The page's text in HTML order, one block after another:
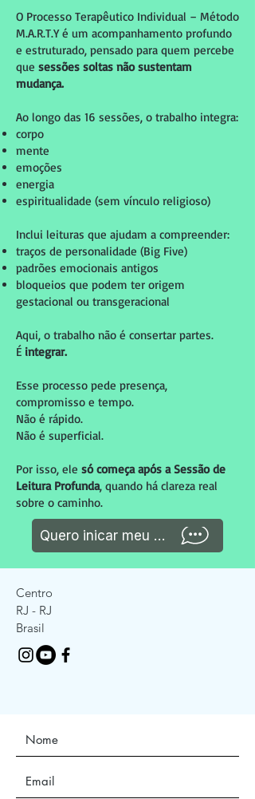
O Processo Terapêutico Individual – Método
M.A.R.T.Y é um acompanhamento profundo
e estruturado, pensado para quem percebe
que sessões soltas não sustentam
mudança.
Ao longo das 16 sessões, o trabalho integra:
corpo
mente
emoções
energia
espiritualidade (sem vínculo religioso)
Inclui leituras que ajudam a compreender:
traços de personalidade (Big Five)
padrões emocionais antigos
bloqueios que podem ter origem
gestacional ou transgeracional
Aqui, o trabalho não é consertar partes.
É integrar.
Esse processo pede presença,
compromisso e tempo.
Não é rápido.
Não é superficial.
Por isso, ele só começa após a Sessão de
Leitura Profunda, quando há clareza real
sobre o caminho.
Quero inicar meu processo
Centro
RJ - RJ
Brasil